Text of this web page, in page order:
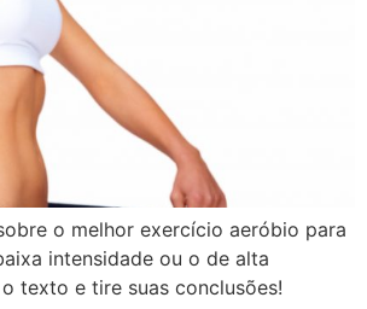
o melhor exercício aeróbio para
intensidade ou o de alta
texto e tire suas conclusões!